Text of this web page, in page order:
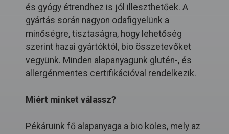
és gyógy étrendhez is jól illeszthetőek. A
gyártás során nagyon odafigyelünk a
minőségre, tisztaságra, hogy lehetőség
szerint hazai gyártóktól, bio összetevőket
vegyünk. Minden alapanyagunk glutén-, és
allergénmentes certifikációval rendelkezik.
Miért minket válassz?
Pékáruink fő alapanyaga a bio köles, mely az